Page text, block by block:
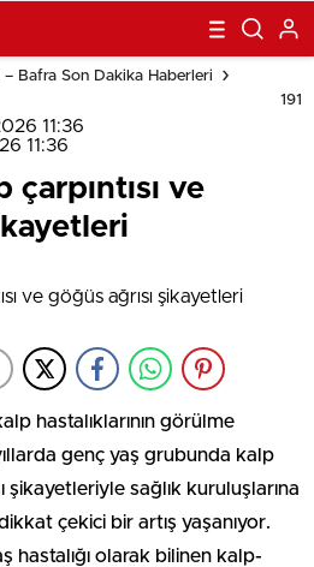
Bafra Son Dakika Haberleri
191
11:36
11:36
ve
hastalıklarının görülme
yıllarda genç yaş grubunda kalp
şikayetleriyle sağlık kuruluşlarına
çekici bir artış yaşanıyor.
hastalığı olarak bilinen kalp-